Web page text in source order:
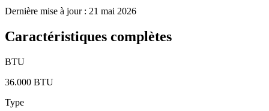
Dernière mise à jour : 21 mai 2026
Caractéristiques complètes
BTU
36.000 BTU
Type